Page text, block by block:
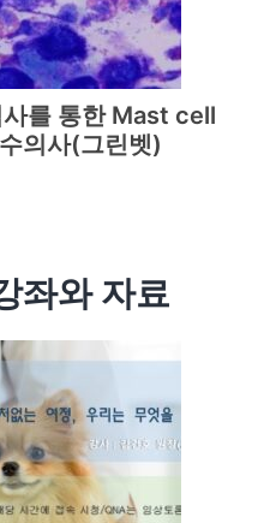
를 통한 Mast cell
의사(그린벳)
좌와 자료